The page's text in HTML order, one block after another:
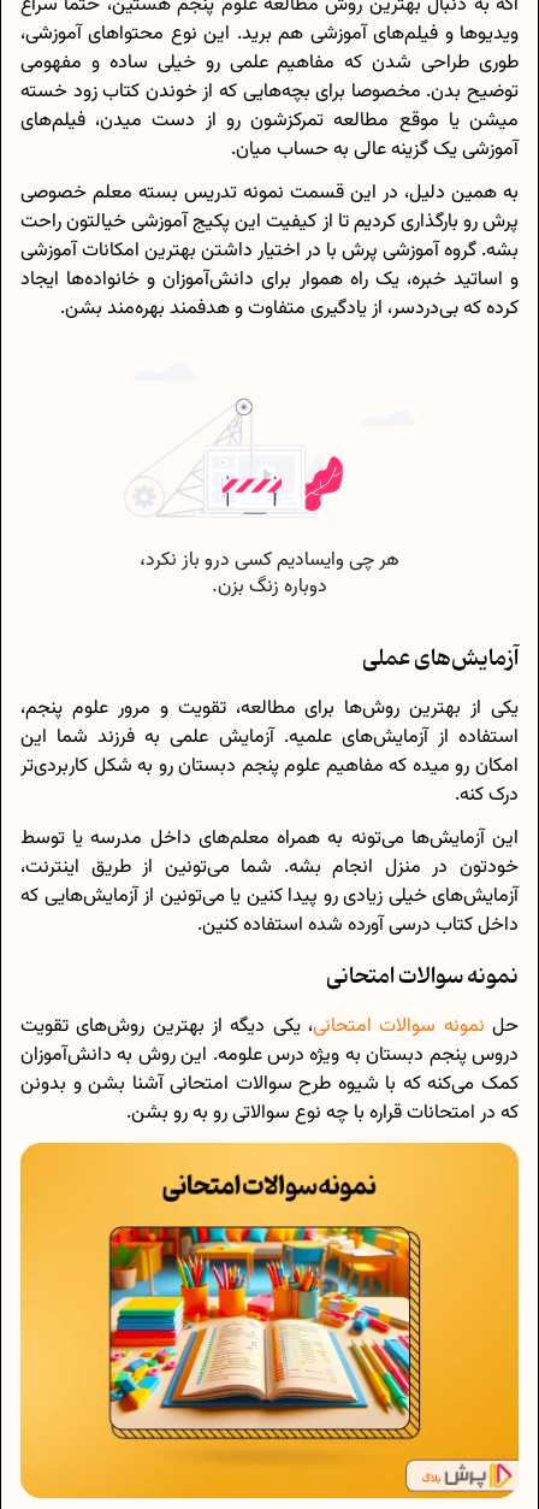
ویدیوها و فیلم‌های آموزشی هم برید. این نوع محتواهای آموزشی،
طوری طراحی شدن که مفاهیم علمی رو خیلی ساده و مفهومی
توضیح بدن. مخصوصا برای بچه‌هایی که از خوندن کتاب زود خسته
میشن یا موقع مطالعه تمرکزشون رو از دست میدن، فیلم‌های
آموزشی یک گزینه‌ عالی به حساب میان.
به همین دلیل، در این قسمت نمونه تدریس بسته معلم خصوصی
پرش رو بارگذاری کردیم تا از کیفیت این پکیج آموزشی خیالتون راحت
بشه. گروه آموزشی پرش با در اختیار داشتن بهترین امکانات آموزشی
و اساتید خبره، یک راه هموار برای دانش‌آموزان و خانواده‌ها ایجاد
کرده که بی‌دردسر، از یادگیری متفاوت و هدفمند بهره‌مند بشن.
آزمایش‌های عملی
یکی از بهترین روش‌ها برای مطالعه، تقویت و مرور علوم پنجم،
استفاده از آزمایش‌های علمیه. آزمایش علمی به فرزند شما این
امکان رو میده که مفاهیم علوم پنجم دبستان رو به شکل کاربردی‌تر
درک کنه.
این آزمایش‌ها می‌تونه به همراه معلم‌های داخل مدرسه یا توسط
خودتون در منزل انجام بشه. شما می‌تونین از طریق اینترنت،
آزمایش‌های خیلی زیادی رو پیدا کنین یا می‌تونین از آزمایش‌هایی که
داخل کتاب درسی آورده شده استفاده کنین.
نمونه سوالات امتحانی
حل نمونه سوالات امتحانی، یکی دیگه از بهترین روش‌های تقویت
دروس پنجم دبستان به ویژه درس علومه. این روش به دانش‌آموزان
کمک می‌کنه که با شیوه طرح سوالات امتحانی آشنا بشن و بدونن
که در امتحانات قراره با چه نوع سوالاتی رو به‌ رو بشن.